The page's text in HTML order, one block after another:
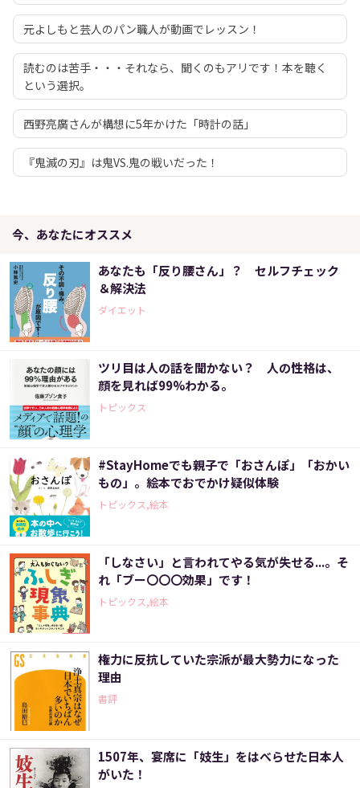
元よしもと芸人のパン職人が動画でレッスン！
読むのは苦手・・・それなら、聞くのもアリです！本を聴く
という選択。
西野亮廣さんが構想に5年かけた「時計の話」
『鬼滅の刃』は鬼VS.鬼の戦いだった！
今、あなたにオススメ
あなたも「反り腰さん」？ セルフチェック
＆解決法
ダイエット
ツリ目は人の話を聞かない？ 人の性格は、
顔を見れば99%わかる。
トピックス
#StayHomeでも親子で「おさんぽ」「おかい
もの」。絵本でおでかけ疑似体験
トピックス,絵本
「しなさい」と言われてやる気が失せる...。そ
れ「ブー〇〇〇効果」です！
トピックス,絵本
権力に反抗していた宗派が最大勢力になった
理由
書評
1507年、宴席に「妓生」をはべらせた日本人
がいた！